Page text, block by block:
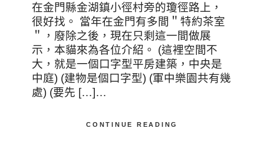
在金門縣金湖鎮小徑村旁的瓊徑路上，
很好找。 當年在金門有多間＂特約茶室
＂，廢除之後，現在只剩這一間做展
示，本貓來為各位介紹。 (這裡空間不
大，就是一個口字型平房建築，中央是
中庭) (建物是個口字型) (軍中樂園共有幾
處) (要先 […]…
CONTINUE READING